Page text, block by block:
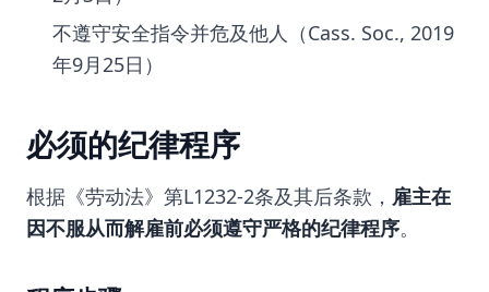
不遵守安全指令并危及他人（Cass. Soc., 2019
年9月25日）
必须的纪律程序
根据《劳动法》第L1232-2条及其后条款， 雇主在
因不服从而解雇前必须遵守严格的纪律程序。